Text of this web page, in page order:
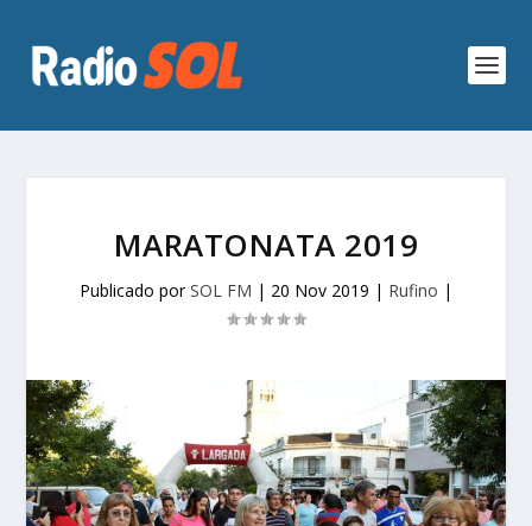
MARATONATA 2019
Publicado porSOL FM | 20 Nov 2019 | Rufino |